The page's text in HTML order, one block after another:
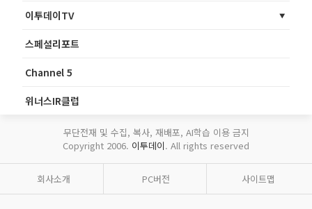
이투데이TV
스페셜리포트
Channel 5
위너스IR클럽
무단전재 및 수집, 복사, 재배포, AI학습 이용 금지
Copyright 2006. 이투데이. All rights reserved
회사소개 PC버전 사이트맵